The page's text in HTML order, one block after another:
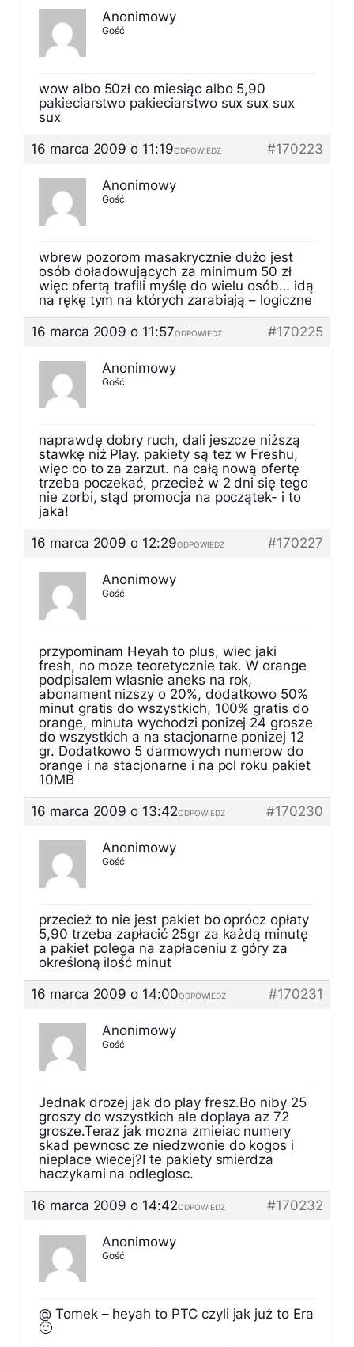
Anonimowy
Gość
wow albo 50zł co miesiąc albo 5,90
pakieciarstwo pakieciarstwo sux sux sux
sux
16 marca 2009 o 11:19
#170223
ODPOWIEDZ
Anonimowy
Gość
wbrew pozorom masakrycznie dużo jest
osób doładowujących za minimum 50 zł
więc ofertą trafili myślę do wielu osób… idą
na rękę tym na których zarabiają – logiczne
16 marca 2009 o 11:57
#170225
ODPOWIEDZ
Anonimowy
Gość
naprawdę dobry ruch, dali jeszcze niższą
stawkę niż Play. pakiety są też w Freshu,
więc co to za zarzut. na całą nową ofertę
trzeba poczekać, przecież w 2 dni się tego
nie zorbi, stąd promocja na początek- i to
jaka!
16 marca 2009 o 12:29
#170227
ODPOWIEDZ
Anonimowy
Gość
przypominam Heyah to plus, wiec jaki
fresh, no moze teoretycznie tak. W orange
podpisalem wlasnie aneks na rok,
abonament nizszy o 20%, dodatkowo 50%
minut gratis do wszystkich, 100% gratis do
orange, minuta wychodzi ponizej 24 grosze
do wszystkich a na stacjonarne ponizej 12
gr. Dodatkowo 5 darmowych numerow do
orange i na stacjonarne i na pol roku pakiet
10MB
16 marca 2009 o 13:42
#170230
ODPOWIEDZ
Anonimowy
Gość
przecież to nie jest pakiet bo oprócz opłaty
5,90 trzeba zapłacić 25gr za każdą minutę
a pakiet polega na zapłaceniu z góry za
określoną ilość minut
16 marca 2009 o 14:00
#170231
ODPOWIEDZ
Anonimowy
Gość
Jednak drozej jak do play fresz.Bo niby 25
groszy do wszystkich ale doplaya az 72
grosze.Teraz jak mozna zmieiac numery
skad pewnosc ze niedzwonie do kogos i
nieplace wiecej?I te pakiety smierdza
haczykami na odleglosc.
16 marca 2009 o 14:42
#170232
ODPOWIEDZ
Anonimowy
Gość
@ Tomek – heyah to PTC czyli jak już to Era
🙂